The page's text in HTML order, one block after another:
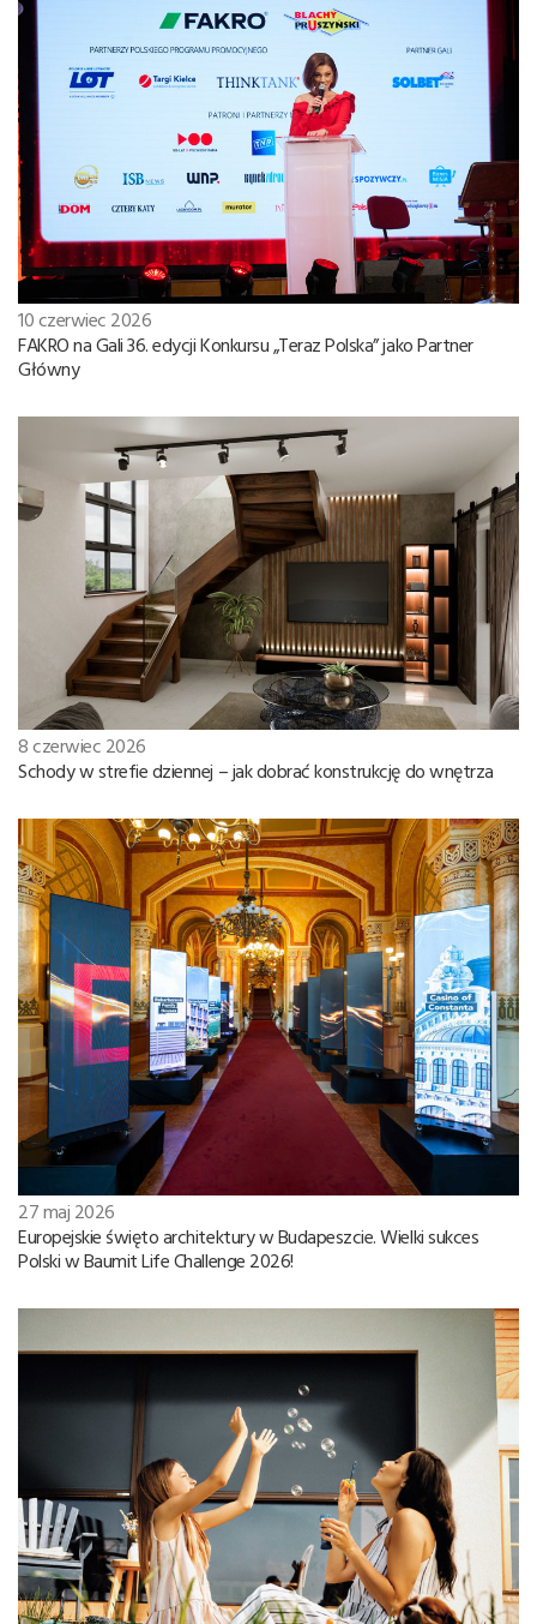
10 czerwiec 2026
FAKRO na Gali 36. edycji Konkursu „Teraz Polska” jako Partner
Główny
8 czerwiec 2026
Schody w strefie dziennej – jak dobrać konstrukcję do wnętrza
27 maj 2026
Europejskie święto architektury w Budapeszcie. Wielki sukces
Polski w Baumit Life Challenge 2026!